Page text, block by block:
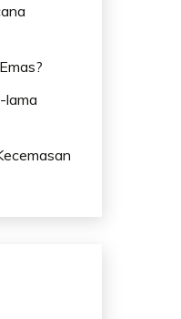
lama